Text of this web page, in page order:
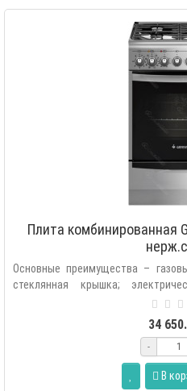
Плита комбинированная
Основные преимущества –
стеклянная крышка;
34
-
В